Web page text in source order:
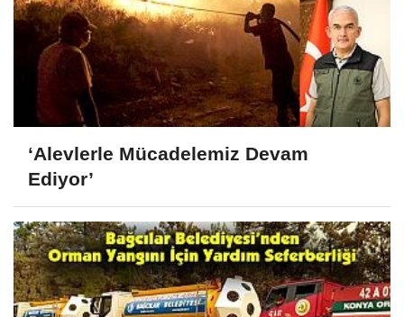
‘Alevlerle Mücadelemiz Devam
Ediyor’